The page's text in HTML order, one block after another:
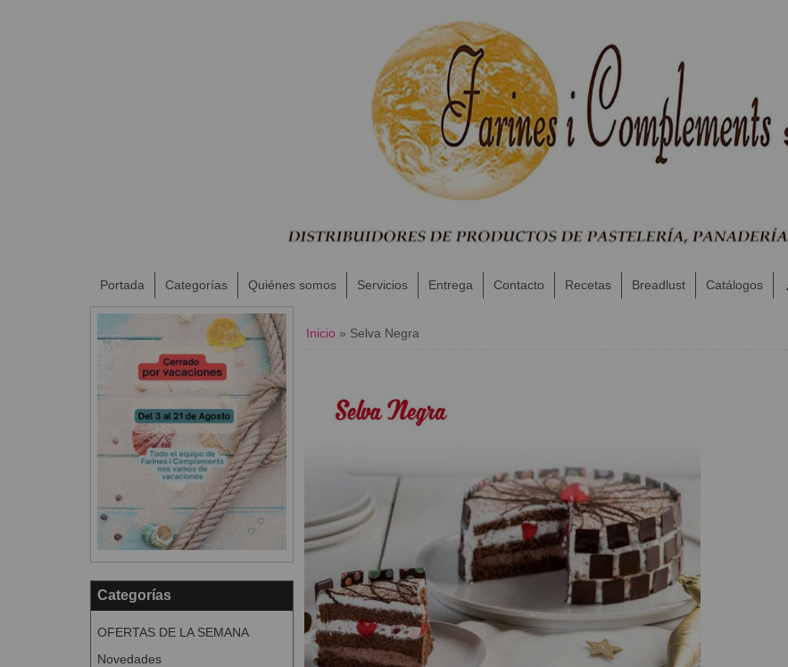
Portada Categorías Quiénes somos Servicios Entrega Contacto Recetas Breadlust Catálogos
Categorías
OFERTAS DE LA SEMANA
Novedades
Inicio » Selva Negra